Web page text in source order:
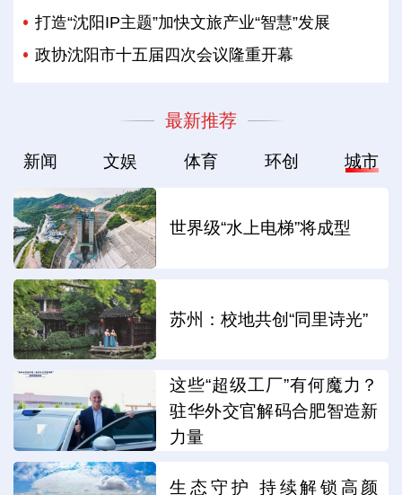
打造“沈阳IP主题”加快文旅产业“智慧”发展
政协沈阳市十五届四次会议隆重开幕
最新推荐
新闻 文娱 体育 环创 城市
世界级“水上电梯”将成型
苏州：校地共创“同里诗光”
这些“超级工厂”有何魔力？
驻华外交官解码合肥智造新
力量
生态守护 持续解锁高颜